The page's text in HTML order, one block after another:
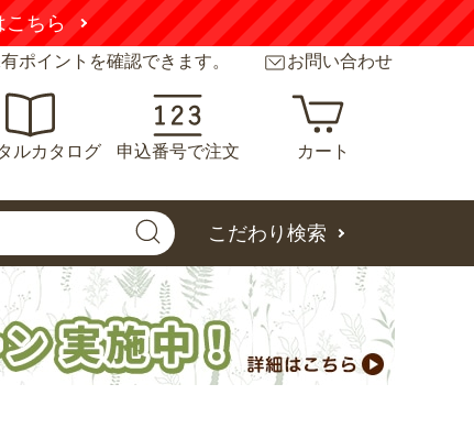
こちら
ポイントを確認できます。 お問い合わせ
ルカタログ 申込番号で注文 カート
こだわり検索